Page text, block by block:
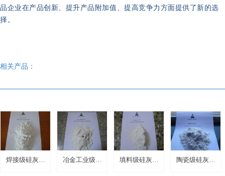
品企业在产品创新、提升产品附加值、提高竞争力方面提供了新的选
择。
相关产品：
焊接级硅灰石
冶金工业级硅
填料级硅灰石
陶瓷级硅灰石